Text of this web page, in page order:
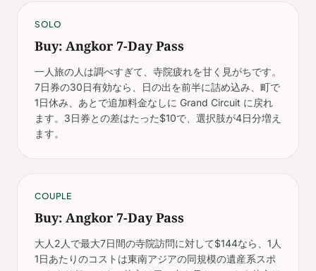
SOLO
Buy: Angkor 7-Day Pass
一人旅の人は調べすぎて、寺院疲れを甘く見がちです。
7日券の30日有効なら、日の出を前半に詰め込み、町で
1日休み、あとで追加料金なしに Grand Circuit に戻れ
ます。3日券との差はたった$10で、選択肢が4日分増え
ます。
COUPLE
Buy: Angkor 7-Day Pass
大人2人で最大7日間の寺院訪問に対して$144なら、1人
1日あたりのコストは東南アジアの同規模の遺産系スポ